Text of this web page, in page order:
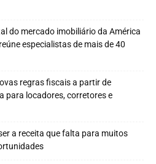
do mercado imobiliário da América
especialistas de mais de 40
regras fiscais a partir de
para locadores, corretores e
a receita que falta para muitos